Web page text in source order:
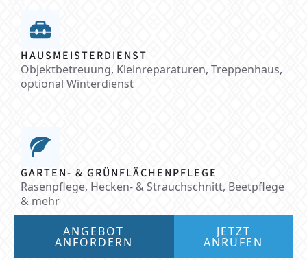
HAUSMEISTERDIENST
Objektbetreuung, Kleinreparaturen, Treppenhaus,
optional Winterdienst
GARTEN- & GRÜNFLÄCHENPFLEGE
Rasenpflege, Hecken- & Strauchschnitt, Beetpflege
& mehr
ANGEBOT
ANFORDERN
JETZT
ANRUFEN